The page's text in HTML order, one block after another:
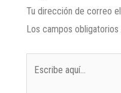
Tu dirección de correo
Los campos